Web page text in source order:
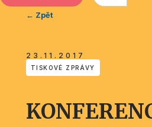
← Zpět
23.11.2017
TISKOVÉ ZPRÁVY